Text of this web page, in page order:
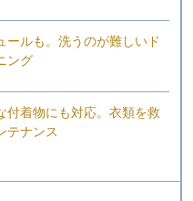
ールも。洗うのが難しいド
ング
付着物にも対応。衣類を救
テナンス